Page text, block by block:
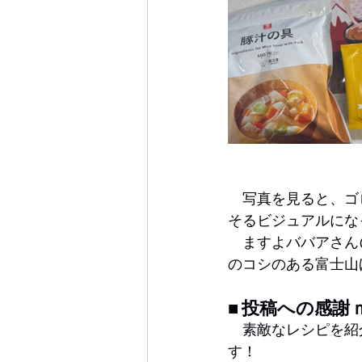
写真を見ると、ゴ
そるビジュアルに
ますよババアさん
のコシのある富士
■ 投稿への感謝
素敵なレシピを紹
す！